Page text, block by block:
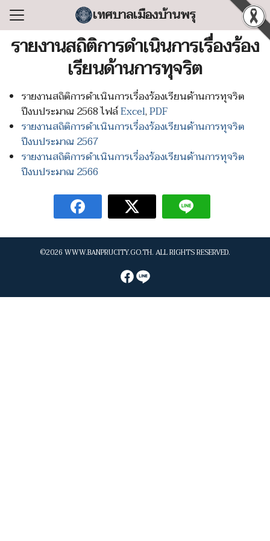
Skip
content
เทศบาลเมืองบ้านพรุ
ทศบาล
ารงาน
อง/ร้องเรียน
ารสนเทศ
Search
for:
รายงานสถิติการดำเนินการเรื่องร้อง
เรียนด้านการทุจริต
รายงานสถิติการดำเนินการเรื่องร้องเรียนด้านการทุจริต
ปีงบประมาณ 2568 ไฟล์Excel,PDF
รายงานสถิติการดำเนินการเรื่องร้องเรียนด้านการทุจริต
ปีงบประมาณ 2567
รายงานสถิติการดำเนินการเรื่องร้องเรียนด้านการทุจริต
ปีงบประมาณ 2566
©2026 WWW.BANPRUCITY.GO.TH. ALL RIGHTS RESERVED.